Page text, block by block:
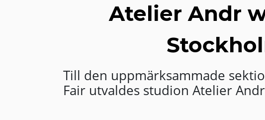
Atelier Andr
Till den uppmärksammade
Fair utvaldes studion Atelier